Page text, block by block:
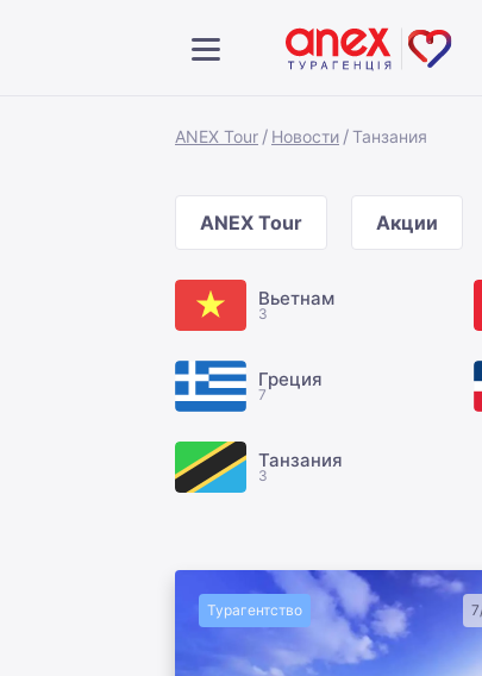
ANEX Tour Новости Танзания
ANEX Tour Акции
Вьетнам
3
Греция
7
Танзания
3
Турагентство